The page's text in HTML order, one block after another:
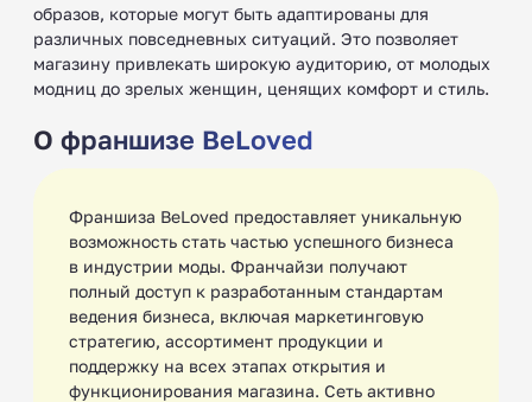
образов, которые могут быть адаптированы для
различных повседневных ситуаций. Это позволяет
магазину привлекать широкую аудиторию, от молодых
модниц до зрелых женщин, ценящих комфорт и стиль.
О франшизе BeLoved
Франшиза BeLoved предоставляет уникальную
возможность стать частью успешного бизнеса
в индустрии моды. Франчайзи получают
полный доступ к разработанным стандартам
ведения бизнеса, включая маркетинговую
стратегию, ассортимент продукции и
поддержку на всех этапах открытия и
функционирования магазина. Сеть активно